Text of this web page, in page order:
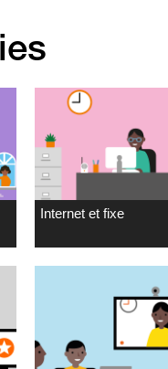
Internet et fixe